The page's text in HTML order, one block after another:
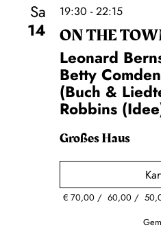
Sa
14
19:30 - 22:15
ON THE
Leonard
Betty
(Buch &
Robbins
Großes Haus
€ 70,00 60,00